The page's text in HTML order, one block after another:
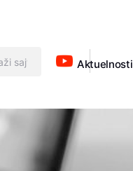
Aktuelnosti